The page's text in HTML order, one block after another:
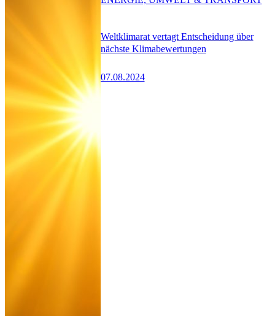
Weltklimarat vertagt Entscheidung über
nächste Klimabewertungen
07.08.2024